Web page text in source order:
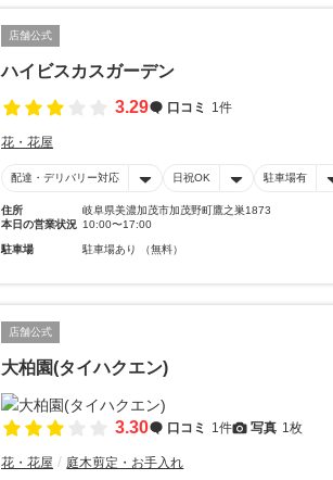
店舗公式
ハイビスカスガーデン
3.29
口コミ 1件
花・花屋
配達・デリバリー対応 日祝OK 駐車場有
住所
岐阜県美濃加茂市加茂野町鷹之巣1873
本日の営業状況 10:00〜17:00
駐車場 駐車場あり （無料）
店舗公式
大柏園(タイハクエン)
3.30 口コミ 1件 写真 1枚
花・花屋 庭木剪定・お手入れ